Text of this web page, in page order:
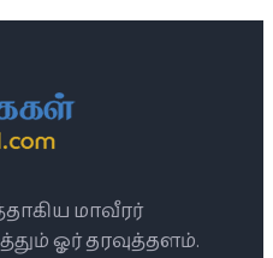
மாவீரர்
ஓர் தரவுத்தளம்.